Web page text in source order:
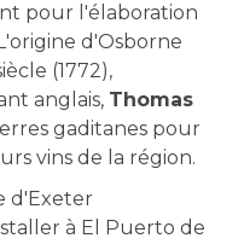
pour l'élaboration
d'Osborne
(1772),
anglais, Thomas
gaditanes pour
vins de la région.
d'Exeter
à El Puerto de